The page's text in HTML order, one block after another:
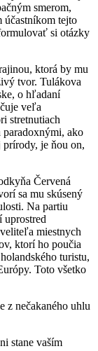
smerom,
účastníkom tejto
si otázky
ktorá by mu
tvor. Tulákova
o hľadaní
veľa
stretnutiach
ako
prírody, je ňou on,
Červená
sa mu skúsený
Na partiu
uprostred
miestnych
ktorí ho poučia
turistu,
Toto všetko
z nečakaného uhlu
stane vaším